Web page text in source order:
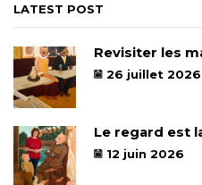
LATEST POST
Revisiter les
26 juillet 2026
Le regard est
12 juin 2026